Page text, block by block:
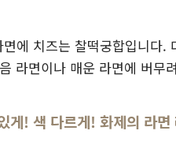
면에 치즈는 찰떡궁합입니다.
라면이나 매운 라면에 버무
게! 색 다르게! 화제의 라면